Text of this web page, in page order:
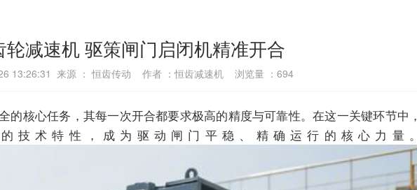
轮减速机 驱策闸门启闭机精准开合
13:26:31 来源 ： 恒齿传动 作者 ：恒齿减速机 浏览量 ： 694
核心任务，其每一次开合都要求极高的精度与可靠性。在这一关键环节中，
技术特性，成为驱动闸门平稳、精确运行的核心力量。